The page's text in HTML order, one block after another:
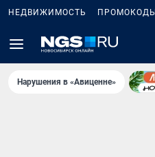
НЕДВИЖИМОСТЬ ПРОМОКОДЫ
Нарушения в «Авиценне»